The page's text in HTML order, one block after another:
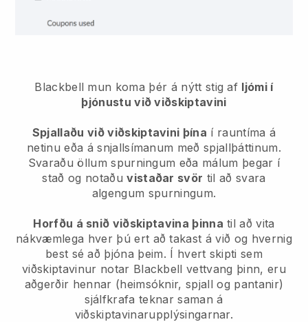
Blackbell mun koma þér á nýtt stig af ljómi í
þjónustu við viðskiptavini
Spjallaðu við viðskiptavini þína í rauntíma á
netinu eða á snjallsímanum með spjallþáttinum.
Svaraðu öllum spurningum eða málum þegar í
stað og notaðuvistaðar svör til að svara
algengum spurningum.
Horfðu á snið viðskiptavina þinna til að vita
nákvæmlega hver þú ert að takast á við og hvernig
best sé að þjóna þeim. Í hvert skipti sem
viðskiptavinur notar Blackbell vettvang þinn, eru
aðgerðir hennar (heimsóknir, spjall og pantanir)
sjálfkrafa teknar saman á
viðskiptavinarupplýsingarnar.